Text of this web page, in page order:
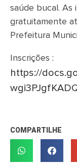
saúde bucal. As
gratuitamente
Prefeitura
Inscrições :
https://
COMPARTILHE